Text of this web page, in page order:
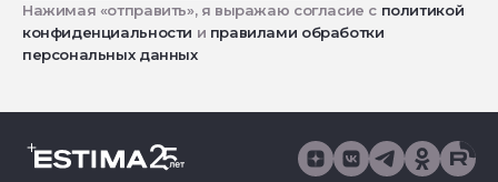
Нажимая «отправить», я выражаю согласие с политикой
конфиденциальности и правилами обработки
персональных данных